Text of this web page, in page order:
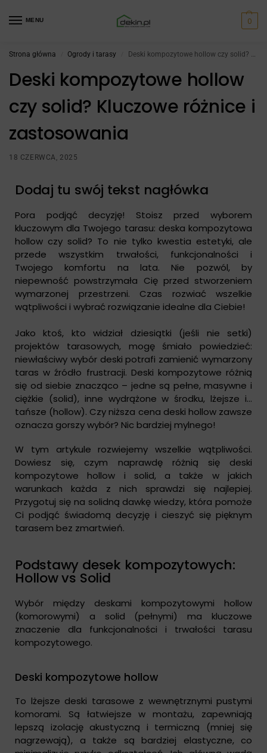
MENU 0
Strona główna Ogrody i tarasy Deski kompozytowe hollow czy solid? Kluczowe różnice i zastosowania
Deski kompozytowe hollow
czy solid? Kluczowe różnice i
zastosowania
18 CZERWCA, 2025
Dodaj tu swój tekst nagłówka
Pora podjąć decyzję! Stoisz przed wyborem
kluczowym dla Twojego tarasu: deska kompozytowa
hollow czy solid? To nie tylko kwestia estetyki, ale
przede wszystkim trwałości, funkcjonalności i
Twojego komfortu na lata. Nie pozwól, by
niepewność powstrzymała Cię przed stworzeniem
wymarzonej przestrzeni. Czas rozwiać wszelkie
wątpliwości i wybrać rozwiązanie idealne dla Ciebie!
Jako ktoś, kto widział dziesiątki (jeśli nie setki)
projektów tarasowych, mogę śmiało powiedzieć:
niewłaściwy wybór deski potrafi zamienić wymarzony
taras w źródło frustracji. Deski kompozytowe różnią
się od siebie znacząco – jedne są pełne, masywne i
ciężkie (solid), inne wydrążone w środku, lżejsze i…
tańsze (hollow). Czy niższa cena deski hollow zawsze
oznacza gorszy wybór? Nic bardziej mylnego!
W tym artykule rozwiejemy wszelkie wątpliwości.
Dowiesz się, czym naprawdę różnią się deski
kompozytowe hollow i solid, a także w jakich
warunkach każda z nich sprawdzi się najlepiej.
Przygotuj się na solidną dawkę wiedzy, która pomoże
Ci podjąć świadomą decyzję i cieszyć się pięknym
tarasem bez zmartwień.
Podstawy desek kompozytowych:
Hollow vs Solid
Wybór między deskami kompozytowymi hollow
(komorowymi) a solid (pełnymi) ma kluczowe
znaczenie dla funkcjonalności i trwałości tarasu
kompozytowego.
Deski kompozytowe hollow
To lżejsze deski tarasowe z wewnętrznymi pustymi
komorami. Są łatwiejsze w montażu, zapewniają
lepszą izolację akustyczną i termiczną (mniej się
nagrzewają), a także są bardziej elastyczne, co